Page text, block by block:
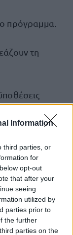
Information
third parties, or
for
opt-out
that after your
seeing
utilized by
parties prior to
the further
parties on the
πρόγραμμα.
τη
της ΔΥΠΑ για
αφορά: